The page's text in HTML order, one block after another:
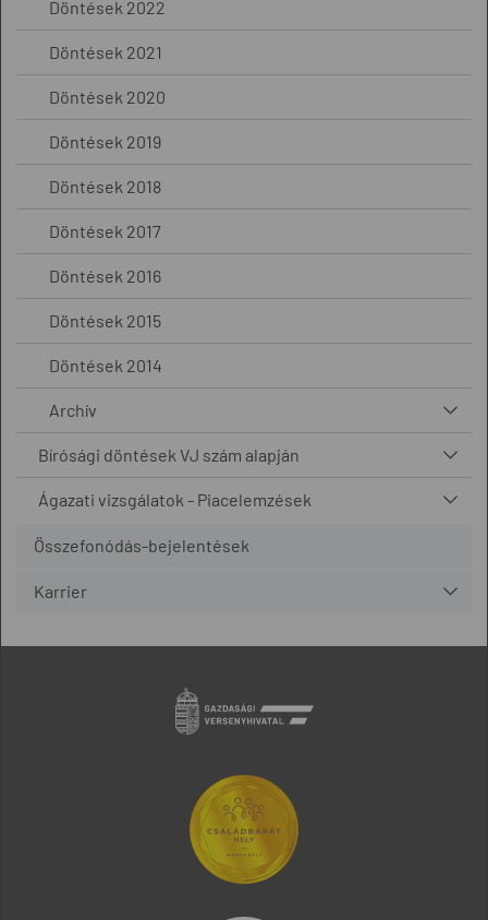
Döntések 2022
Döntések 2021
Döntések 2020
Döntések 2019
Döntések 2018
Döntések 2017
Döntések 2016
Döntések 2015
Döntések 2014
Archív
Bírósági döntések VJ szám alapján
Ágazati vizsgálatok - Piacelemzések
Összefonódás-bejelentések
Karrier